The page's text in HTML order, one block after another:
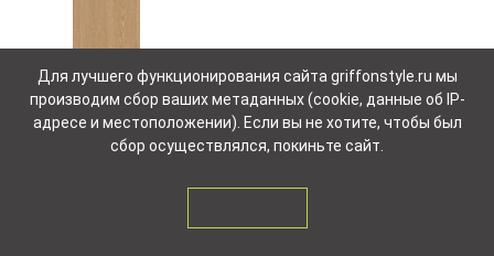
200132 MIRRA6 SL 2012
00000084660
Наличие и цену уточняйте
у менеджера
Для лучшего функционирования сайта griffonstyle.ru мы
производим сбор ваших метаданных (cookie, данные об IP-
адресе и местоположении). Если вы не хотите, чтобы был
сбор осуществлялся, покиньте сайт.